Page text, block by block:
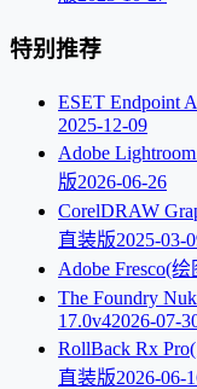
特别推荐
ESET Endpoint
2025-12-09
Adobe
版2026-06-26
CorelDRAW
直装版2025-03-
Adobe Fresco(
The Foundry
17.0v42026-07-
RollBack Rx
直装版2026-06-